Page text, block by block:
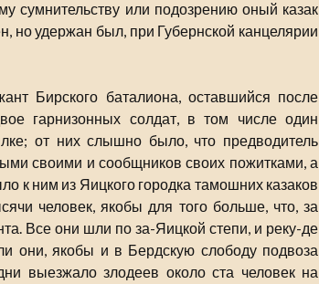
сумнительству или подозрению оный казак
но удержан был, при Губернской канцелярии
Бирского баталиона, оставшийся после
гарнизонных солдат, в том числе один
от них слышно было, что предводитель
своими и сообщников своих пожитками, а
к ним из Яицкого городка тамошних казаков
человек, якобы для того больше, что, за
Все они шли по за-Яицкой степи, и реку-де
они, якобы и в Бердскую слободу подвоза
выезжало злодеев около ста человек на